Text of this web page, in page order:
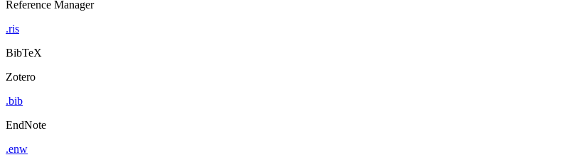
Reference Manager
.ris
BibTeX
Zotero
.bib
EndNote
.enw